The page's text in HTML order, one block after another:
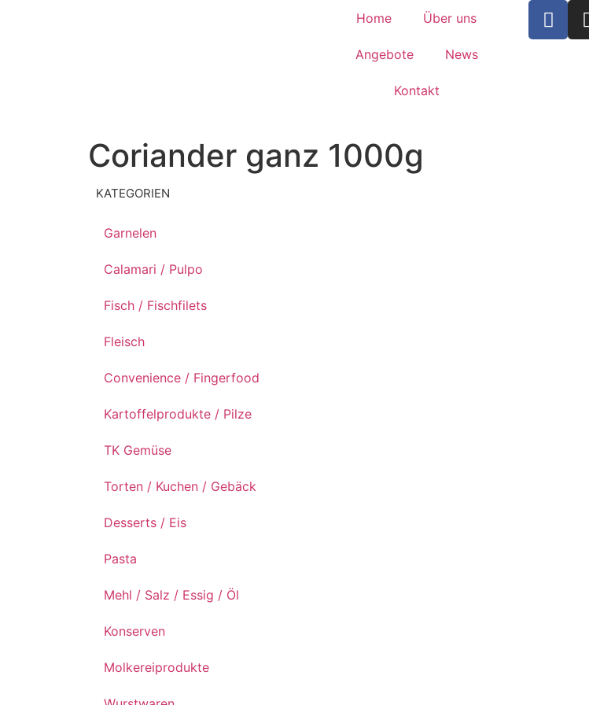
Home Über uns
Angebote News
Kontakt
Coriander ganz 1000g
KATEGORIEN
Garnelen
Calamari / Pulpo
Fisch / Fischfilets
Fleisch
Convenience / Fingerfood
Kartoffelprodukte / Pilze
TK Gemüse
Torten / Kuchen / Gebäck
Desserts / Eis
Pasta
Mehl / Salz / Essig / Öl
Konserven
Molkereiprodukte